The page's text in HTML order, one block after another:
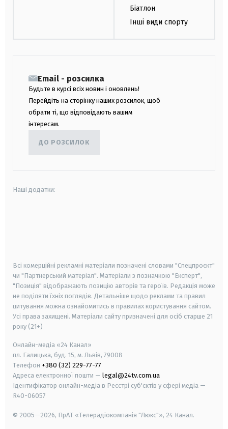
Біатлон
Інші види спорту
Email - розсилка
Будьте в курсі всіх новин і оновлень!
Перейдіть на сторінку наших розсилок, щоб
обрати ті, що відповідають вашим
інтересам.
ДО РОЗСИЛОК
Наші додатки:
Всі комерційні рекламні матеріали позначені словами "Спецпроєкт"
чи "Партнерський матеріал". Матеріали з позначкою "Експерт",
"Позиція" відображають позицію авторів та героїв. Редакція може
не поділяти їхніх поглядів. Детальніше щодо реклами та правил
цитування можна ознайомитись в правилах користування сайтом.
Усі права захищені. Матеріали сайту призначені для осіб старше 21
року (21+)
Онлайн-медіа «24 Канал»
пл. Галицька, буд. 15, м. Львів, 79008
Телефон +380 (32) 229-77-77
Адреса електронної пошти — legal@24tv.com.ua
Ідентифікатор онлайн-медіа в Реєстрі суб'єктів у сфері медіа —
R40-06057
© 2005—2026, ПрАТ «Телерадіокомпанія "Люкс"», 24 Канал.